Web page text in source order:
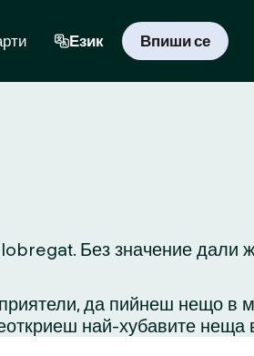
Език Впиши се
Без значение дали
да пийнеш нещо в
най-хубавите неща